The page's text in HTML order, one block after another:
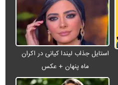
استایل جذاب لیندا کیانی در اکران
ماه پنهان + عکس